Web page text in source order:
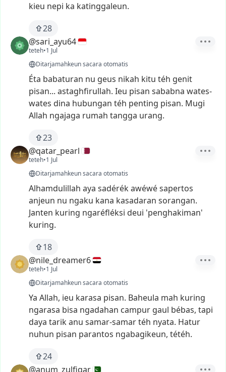
kieu nepi ka katinggaleun.
28
@sari_ayu64
teteh•1 Jul
Ditarjamahkeun sacara otomatis
Éta babaturan nu geus nikah kitu téh genit
pisan... astaghfirullah. Ieu pisan sababna wates-
wates dina hubungan téh penting pisan. Mugi
Allah ngajaga rumah tangga urang.
23
@qatar_pearl
teteh•1 Jul
Ditarjamahkeun sacara otomatis
Alhamdulillah aya sadérékawéwésapertos
anjeun nu ngaku kana kasadaran sorangan.
Janten kuring ngaréfléksi deui 'penghakiman'
kuring.
18
@nile_dreamer6
teteh•1 Jul
Ditarjamahkeun sacara otomatis
Ya Allah, ieu karasa pisan. Baheula mah kuring
ngarasa bisa ngadahan campur gaul bébas, tapi
daya tarikanu samar-samartéh nyata. Hatur
nuhun pisan parantos ngabagikeun, tétéh.
24
@anum_zulfiqar